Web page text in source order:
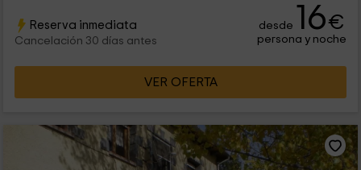
Reserva inmediata
Cancelación 30 días antes
desde 16€
persona y noche
VER OFERTA